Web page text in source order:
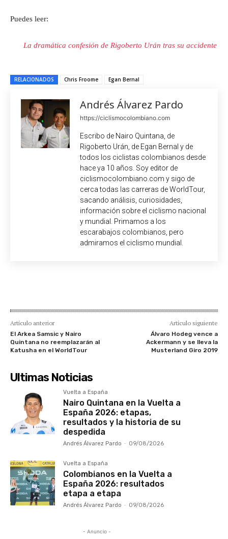
Puedes leer:
La dramática confesión de Rigoberto Urán tras su accidente
RELACIONADOS Chris Froome Egan Bernal
Andrés Álvarez Pardo
https://ciclismocolombiano.com
Escribo de Nairo Quintana, de
Rigoberto Urán, de Egan Bernal y de
todos los ciclistas colombianos desde
hace ya 10 años. Soy editor de
ciclismocolombiano.com y sigo de
cerca todas las carreras de WorldTour,
sacando análisis, curiosidades,
información sobre el ciclismo nacional
y mundial. Primamos a los
escarabajos colombianos, pero
admiramos el ciclismo mundial.
Artículo anterior
El Arkea Samsic y Nairo
Quintana no reemplazarán al
Katusha en el WorldTour
Artículo siguiente
Álvaro Hodeg vence a
Ackermann y se lleva la
Musterland Giro 2019
Ultimas Noticias
Vuelta a España
Nairo Quintana en la Vuelta a
España 2026: etapas,
resultados y la historia de su
despedida
Andrés Álvarez Pardo - 09/08/2026
Vuelta a España
Colombianos en la Vuelta a
España 2026: resultados
etapa a etapa
Andrés Álvarez Pardo - 09/08/2026
- Anuncio -